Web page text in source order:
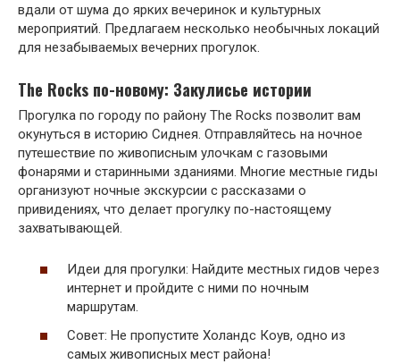
вдали от шума до ярких вечеринок и культурных
мероприятий. Предлагаем несколько необычных локаций
для незабываемых вечерних прогулок.
The Rocks по-новому: Закулисье истории
Прогулка по городу по району The Rocks позволит вам
окунуться в историю Сиднея. Отправляйтесь на ночное
путешествие по живописным улочкам с газовыми
фонарями и старинными зданиями. Многие местные гиды
организуют ночные экскурсии с рассказами о
привидениях, что делает прогулку по-настоящему
захватывающей.
Идеи для прогулки: Найдите местных гидов через
интернет и пройдите с ними по ночным
маршрутам.
Совет: Не пропустите Холандс Коув, одно из
самых живописных мест района!